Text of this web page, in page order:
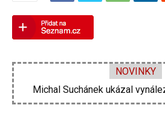
NOVINKY
Velká proměna Pavla